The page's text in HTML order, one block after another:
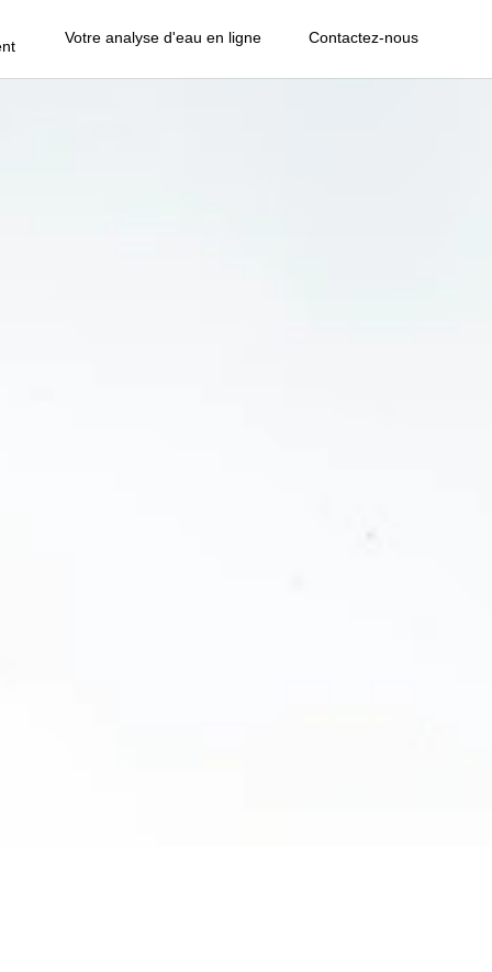
Votre analyse d'eau en ligne Contactez-nous